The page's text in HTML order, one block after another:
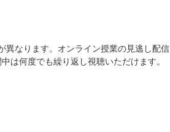
なります。オンライン授業の見逃し配信
は何度でも繰り返し視聴いただけます。